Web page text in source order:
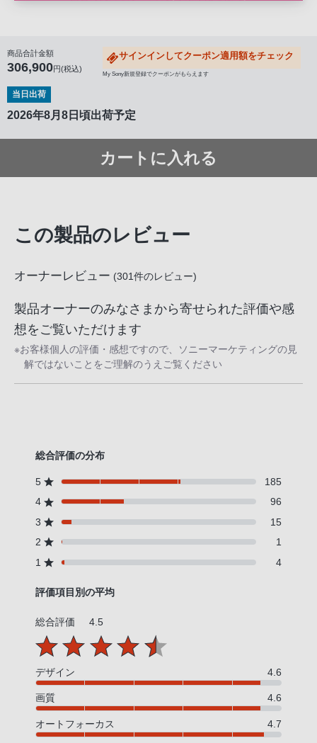
商品合計金額
306,900円(税込)
サインインしてクーポン適用額をチェック
My Sony新規登録でクーポンがもらえます
当日出荷
2026年8月8日頃出荷予定
カートに入れる
この製品のレビュー
オーナーレビュー (301 件のレビュー)
製品オーナーのみなさまから寄せられた評価や感
想をご覧いただけます
※お客様個人の評価・感想ですので、ソニーマーケティングの見
解ではないことをご理解のうえご覧ください
総合評価の分布
5
185
4
96
3
15
2
1
1
4
評価項目別の平均
総合評価 4.5
デザイン 4.6
画質 4.6
オートフォーカス 4.7